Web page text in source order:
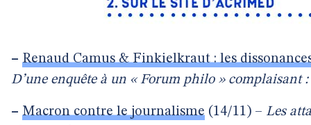
– Renaud Camus & Finkielkraut : les
D’une enquête à un « Forum philo » complaisant :
– Macron contre le journalisme (14/11) – Les